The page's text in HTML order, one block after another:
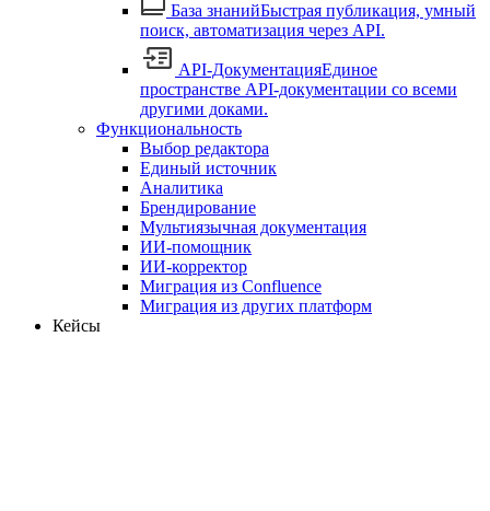
База знанийБыстрая публикация, умный
поиск, автоматизация через API.
API-ДокументацияЕдиное
пространстве API-документации со всеми
другими доками.
Функциональность
Выбор редактора
Единый источник
Аналитика
Брендирование
Мультиязычная документация
ИИ-помощник
ИИ-корректор
Миграция из Confluence
Миграция из других платформ
Кейсы